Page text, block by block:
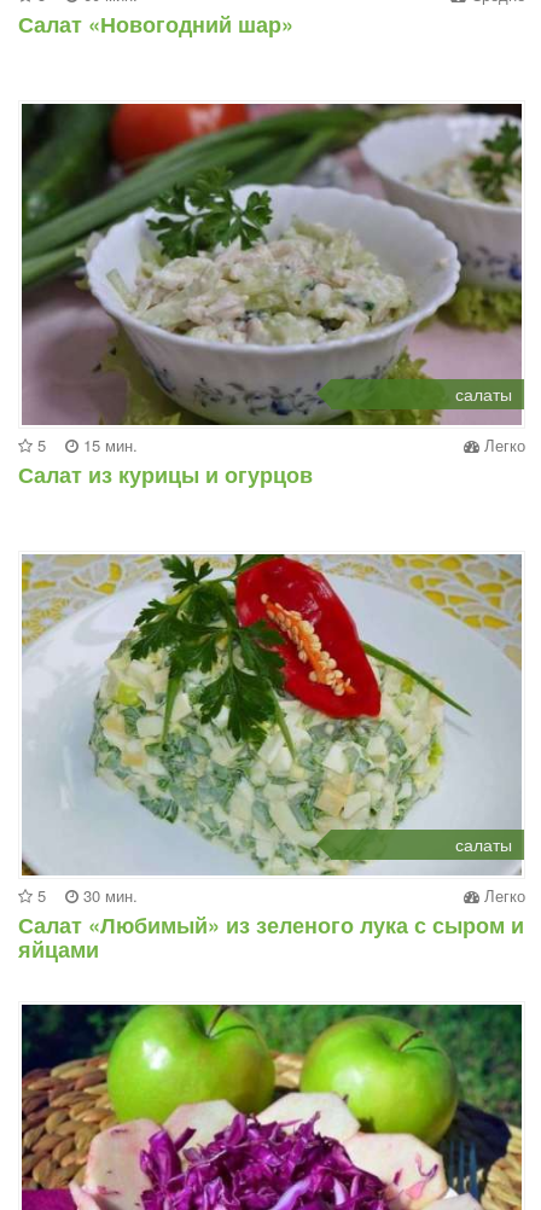
Салат «Новогодний шар»
салаты
5 15 мин. Легко
Салат из курицы и огурцов
салаты
5 30 мин. Легко
Салат «Любимый» из зеленого лука с сыром и
яйцами